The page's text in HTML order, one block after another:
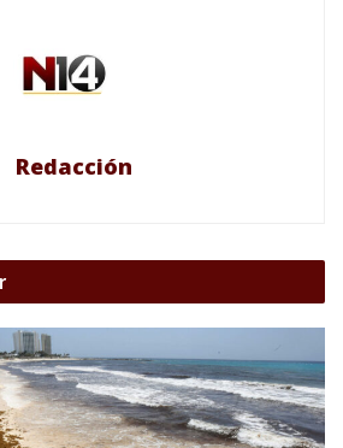
Redacción